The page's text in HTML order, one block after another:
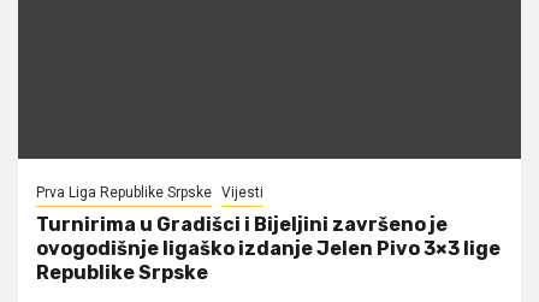
Prva Liga Republike Srpske Vijesti
Turnirima u Gradišci i Bijeljini završeno je
ovogodišnje ligaško izdanje Jelen Pivo 3×3 lige
Republike Srpske